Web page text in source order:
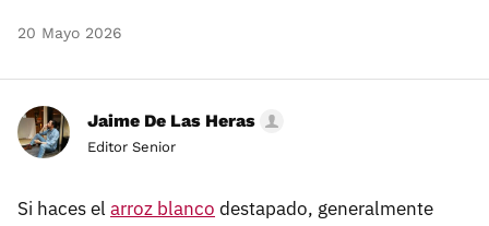
20 Mayo 2026
Jaime De Las Heras
Editor Senior
Si haces el arroz blanco destapado, generalmente